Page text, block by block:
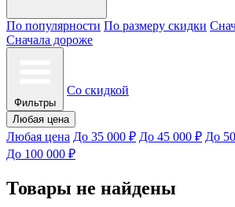
По популярности По размеру скидки
Сначала дороже
Фильтры
Со скидкой
Любая цена
Любая цена До 35 000 ₽ До 45 000 ₽ До
До 100 000 ₽
Товары не найдены